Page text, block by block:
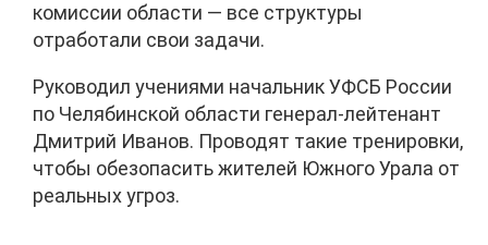
комиссии области — все структуры
отработали свои задачи.
Руководил учениями начальник УФСБ России
по Челябинской области генерал-лейтенант
Дмитрий Иванов. Проводят такие тренировки,
чтобы обезопасить жителей Южного Урала от
реальных угроз.